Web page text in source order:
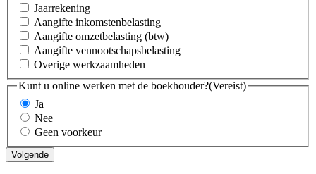
Jaarrekening
Aangifte inkomstenbelasting
Aangifte omzetbelasting (btw)
Aangifte vennootschapsbelasting
Overige werkzaamheden
Kunt u online werken met de boekhouder?(Vereist)
Ja
Nee
Geen voorkeur